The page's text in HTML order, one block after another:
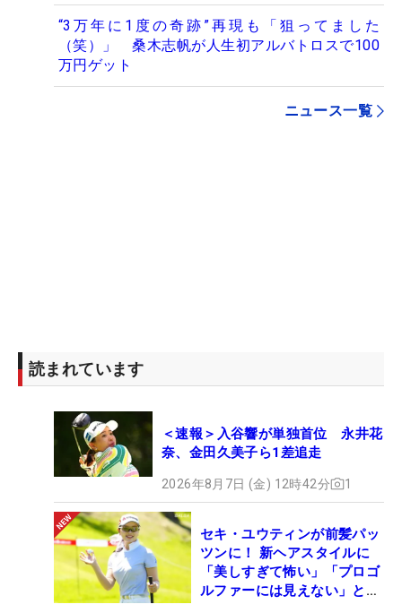
“3万年に1度の奇跡”再現も「狙ってました
（笑）」 桑木志帆が人生初アルバトロスで100
万円ゲット
ニュース一覧
読まれています
＜速報＞入谷響が単独首位 永井花
奈、金田久美子ら1差追走
2026年8月7日 (金) 12時42分 1
セキ・ユウティンが前髪パッ
ツンに！ 新ヘアスタイルに
「美しすぎて怖い」「プロゴ
ルファーには見えない」とコ